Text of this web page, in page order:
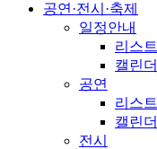
공연·전시·축제
일정안내
리스
캘린
공연
리스
캘린
전시